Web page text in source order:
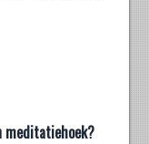
meditatiehoek?